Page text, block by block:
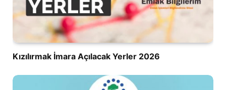
Kızılırmak İmara Açılacak Yerler 2026